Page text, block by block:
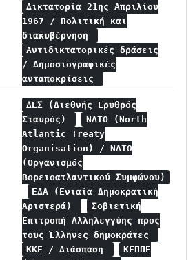
Δικτατορία 21ης Απριλίου
1967 / Πολιτική και
διακυβέρνηση
Αντιδικτατορικές δράσεις
/ Δημοσιογραφικές
ανταποκρίσεις
ΔΕΣ (Διεθνής Ερυθρός
Σταυρός)
NATO (North
Atlantic Treaty
Organisation) / NATO
(Οργανισμός
Βορειοατλαντικού Συμφώνου)
ΕΔΑ (Ενιαία Δημοκρατική
Αριστερά)
Σοβιετική
Επιτροπή Αλληλεγγύης προς
τους Έλληνες δημοκράτες
ΚΚΕ / Διάσπαση
ΚΕΠΠΕ